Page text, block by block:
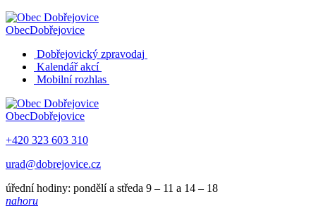
ObecDobřejovice
Dobřejovický zpravodaj
Kalendář akcí
Mobilní rozhlas
ObecDobřejovice
+420 323 603 310
urad@dobrejovice.cz
úřední hodiny: pondělí a středa 9 – 11 a 14 – 18
nahoru